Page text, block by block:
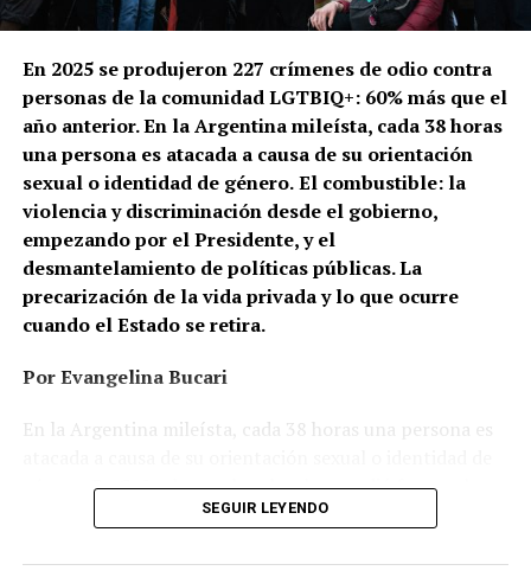
En 2025 se produjeron 227 crímenes de odio contra
personas de la comunidad LGTBIQ+: 60% más que el
año anterior. En la Argentina mileísta, cada 38 horas
una persona es atacada a causa de su orientación
sexual o identidad de género.El combustible: la
violencia y discriminación desde el gobierno,
empezando por el Presidente, y el
desmantelamiento de políticas públicas. La
precarización de la vida privada y lo que ocurre
cuando el Estado se retira.
Por Evangelina Bucari
En la Argentina mileísta, cada 38 horas una persona es
género. En Cañuelas, un hombre le prendió fuego a la
casa de una pareja de lesbianas. En Recoleta, dos
un hombre las frenó y las increpó: una terminó con la
SEGUIR LEYENDO